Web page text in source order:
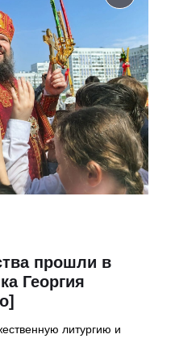
прошли в
Георгия
литургию и